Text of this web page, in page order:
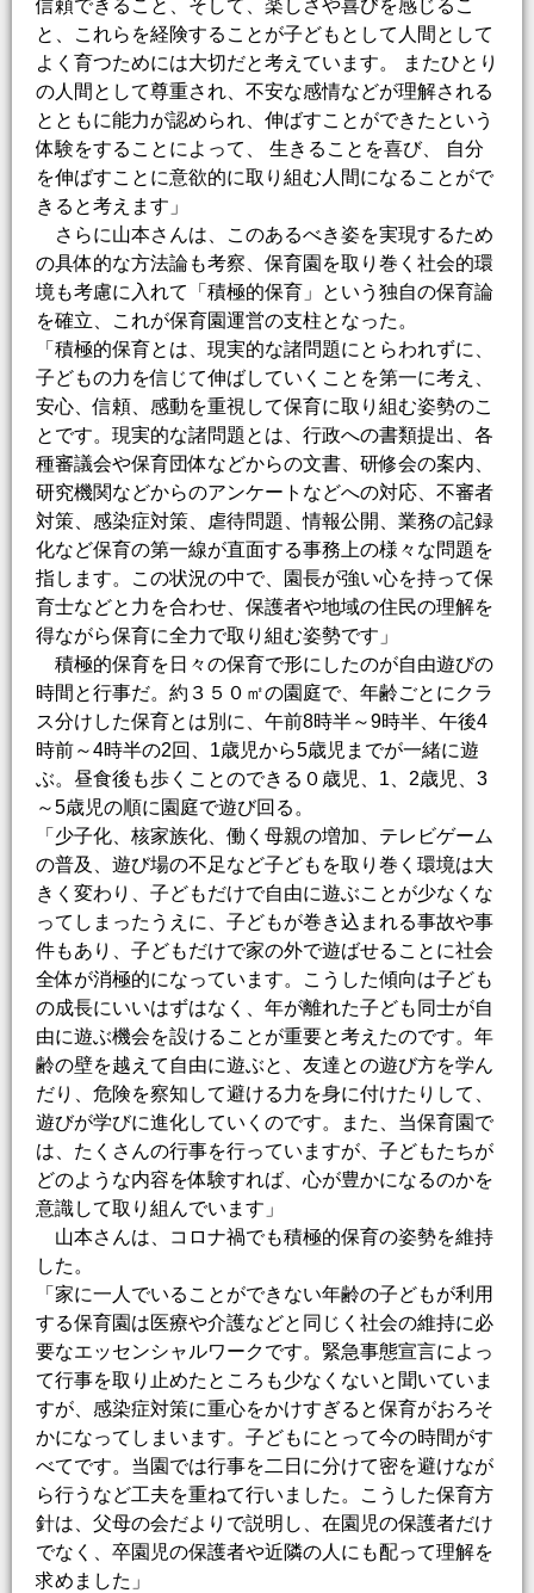
信頼できること、そして、楽しさや喜びを感じるこ
と、これらを経険することが子どもとして人間として
よく育つためには大切だと考えています。 またひとり
の人間として尊重され、不安な感情などが理解される
とともに能力が認められ、伸ばすことができたという
体験をすることによって、 生きることを喜び、 自分
を伸ばすことに意欲的に取り組む人間になることがで
きると考えます」
さらに山本さんは、このあるべき姿を実現するため
の具体的な方法論も考察、保育園を取り巻く社会的環
境も考慮に入れて「積極的保育」という独自の保育論
を確立、これが保育園運営の支柱となった。
「積極的保育とは、現実的な諸問題にとらわれずに、
子どもの力を信じて伸ばしていくことを第一に考え、
安心、信頼、感動を重視して保育に取り組む姿勢のこ
とです。現実的な諸問題とは、行政への書類提出、各
種審議会や保育団体などからの文書、研修会の案内、
研究機関などからのアンケートなどへの対応、不審者
対策、感染症対策、虐待問題、情報公開、業務の記録
化など保育の第一線が直面する事務上の様々な問題を
指します。この状況の中で、園長が強い心を持って保
育士などと力を合わせ、保護者や地域の住民の理解を
得ながら保育に全力で取り組む姿勢です」
積極的保育を日々の保育で形にしたのが自由遊びの
時間と行事だ。約３５０㎡の園庭で、年齢ごとにクラ
ス分けした保育とは別に、午前8時半～9時半、午後4
時前～4時半の2回、1歳児から5歳児までが一緒に遊
ぶ。昼食後も歩くことのできる０歳児、1、2歳児、3
～5歳児の順に園庭で遊び回る。
「少子化、核家族化、働く母親の増加、テレビゲーム
の普及、遊び場の不足など子どもを取り巻く環境は大
きく変わり、子どもだけで自由に遊ぶことが少なくな
ってしまったうえに、子どもが巻き込まれる事故や事
件もあり、子どもだけで家の外で遊ばせることに社会
全体が消極的になっています。こうした傾向は子ども
の成長にいいはずはなく、年が離れた子ども同士が自
由に遊ぶ機会を設けることが重要と考えたのです。年
齢の壁を越えて自由に遊ぶと、友達との遊び方を学ん
だり、危険を察知して避ける力を身に付けたりして、
遊びが学びに進化していくのです。また、当保育園で
は、たくさんの行事を行っていますが、子どもたちが
どのような内容を体験すれば、心が豊かになるのかを
意識して取り組んでいます」
山本さんは、コロナ禍でも積極的保育の姿勢を維持
した。
「家に一人でいることができない年齢の子どもが利用
する保育園は医療や介護などと同じく社会の維持に必
要なエッセンシャルワークです。緊急事態宣言によっ
て行事を取り止めたところも少なくないと聞いていま
すが、感染症対策に重心をかけすぎると保育がおろそ
かになってしまいます。子どもにとって今の時間がす
べてです。当園では行事を二日に分けて密を避けなが
ら行うなど工夫を重ねて行いました。こうした保育方
針は、父母の会だよりで説明し、在園児の保護者だけ
でなく、卒園児の保護者や近隣の人にも配って理解を
求めました」